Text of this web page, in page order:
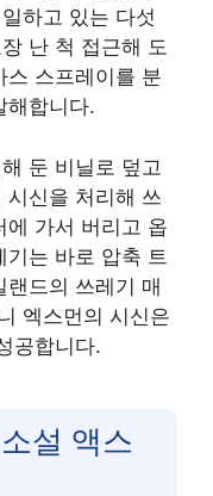
하고 있는 다섯
난 척 접근해 도
스 스프레이를 분
해합니다.
둔 비닐로 덮고
시신을 처리해 쓰
에 가서 버리고 옵
는 바로 압축 트
드의 쓰레기 매
엑스먼의 시신은
공합니다.
설 액스